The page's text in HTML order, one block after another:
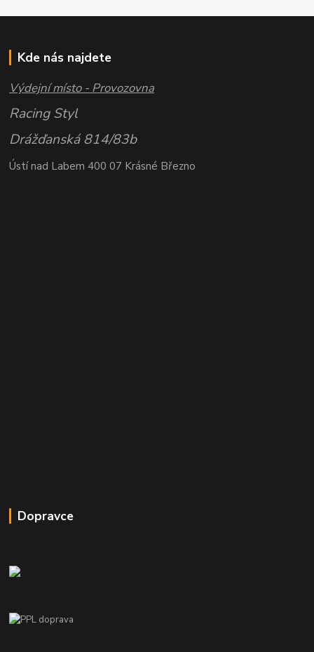
Kde nás najdete
Výdejní místo - Provozovna
Racing Styl
Drážďanská 814/83b
Ústí nad Labem 400 07 Krásné Březno
Dopravce